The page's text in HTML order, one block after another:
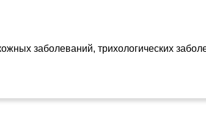
заболеваний, трихологических